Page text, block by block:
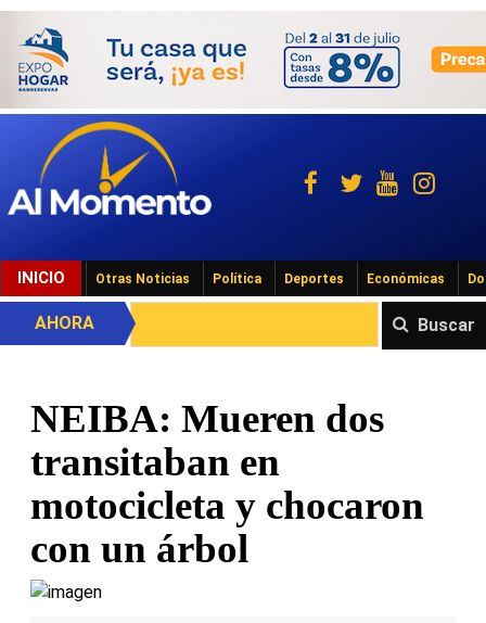
INICIO Otras Noticias Política Deportes Económicas
Buscar
AHORA
NEIBA: Mueren dos
transitaban en
motocicleta y chocaron
con un árbol